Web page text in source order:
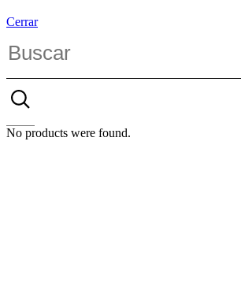
Cerrar
No products were found.